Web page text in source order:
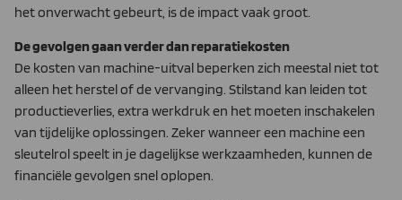
het onverwacht gebeurt, is de impact vaak groot.
De gevolgen gaan verder dan reparatiekosten
De kosten van machine-uitval beperken zich meestal niet tot
alleen het herstel of de vervanging. Stilstand kan leiden tot
productieverlies, extra werkdruk en het moeten inschakelen
van tijdelijke oplossingen. Zeker wanneer een machine een
sleutelrol speelt in je dagelijkse werkzaamheden, kunnen de
financiële gevolgen snel oplopen.